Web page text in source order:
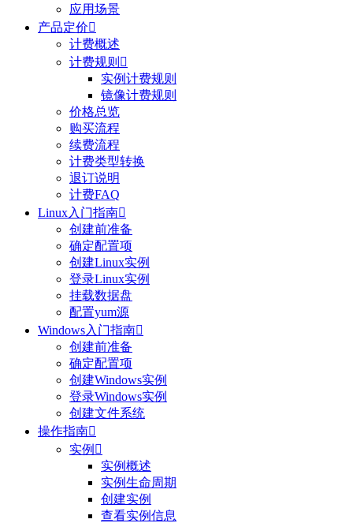
应用场景
产品定价
计费概述
计费规则 
实例计费规则
镜像计费规则
价格总览
购买流程
续费流程
计费类型转换
退订说明
计费FAQ
Linux入门指南
创建前准备
确定配置项
创建Linux实例
登录Linux实例
挂载数据盘
配置yum源
Windows入门指南
创建前准备
确定配置项
创建Windows实例
登录Windows实例
创建文件系统
操作指南
实例 
实例概述
实例生命周期
创建实例
查看实例信息